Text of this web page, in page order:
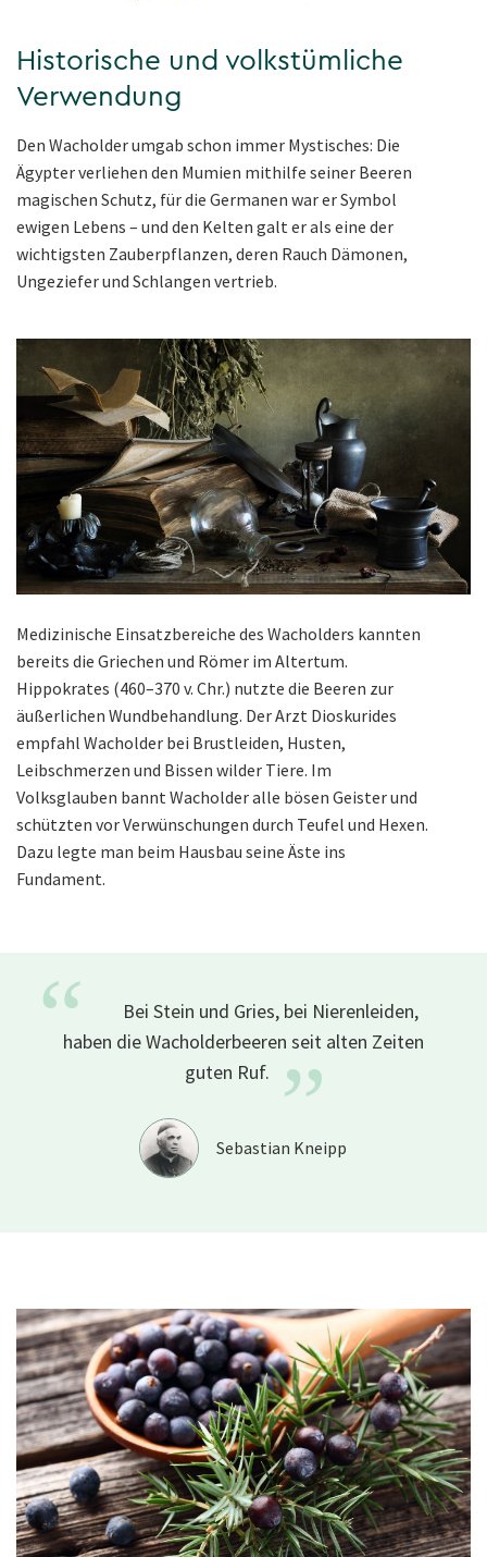
Historische und volkstümliche
Verwendung
Den Wacholder umgab schon immer Mystisches: Die
Ägypter verliehen den Mumien mithilfe seiner Beeren
magischen Schutz, für die Germanen war er Symbol
ewigen Lebens – und den Kelten galt er als eine der
wichtigsten Zauberpflanzen, deren Rauch Dämonen,
Ungeziefer und Schlangen vertrieb.
Medizinische Einsatzbereiche des Wacholders kannten
bereits die Griechen und Römer im Altertum.
Hippokrates (460–370 v. Chr.) nutzte die Beeren zur
äußerlichen Wundbehandlung. Der Arzt Dioskurides
empfahl Wacholder bei Brustleiden, Husten,
Leibschmerzen und Bissen wilder Tiere. Im
Volksglauben bannt Wacholder alle bösen Geister und
schützten vor Verwünschungen durch Teufel und Hexen.
Dazu legte man beim Hausbau seine Äste ins
Fundament.
“
Bei Stein und Gries, bei Nierenleiden,
haben die Wacholderbeeren seit alten Zeiten
guten Ruf. ”
Sebastian Kneipp